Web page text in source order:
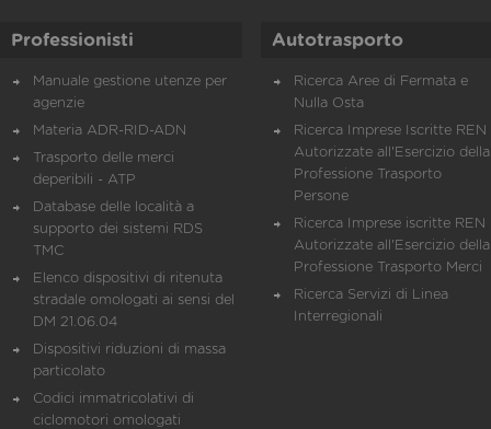
Professionisti
Manuale gestione utenze per
agenzie
Materia ADR-RID-ADN
Trasporto delle merci
deperibili - ATP
Database delle località a
supporto dei sistemi RDS
TMC
Elenco dispositivi di ritenuta
stradale omologati ai sensi del
DM 21.06.04
Dispositivi riduzioni di massa
particolato
Codici immatricolativi di
ciclomotori omologati
Autotrasporto
Ricerca Aree di Fermata e
Nulla Osta
Ricerca Imprese Iscritte REN
Autorizzate all'Esercizio della
Professione Trasporto
Persone
Ricerca Imprese iscritte REN
Autorizzate all'Esercizio della
Professione Trasporto Merci
Ricerca Servizi di Linea
Interregionali